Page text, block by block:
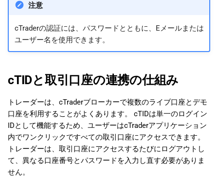
注意
cTraderの認証には、パスワードとともに、Eメールまたは
ユーザー名を使用できます。
cTIDと取引口座の連携の仕組み
トレーダーは、cTraderブローカーで複数のライブ口座とデモ
口座を利用することがよくあります。 cTIDは単一のログイン
IDとして機能するため、ユーザーはcTraderアプリケーション
内でワンクリックですべての取引口座にアクセスできます。
トレーダーは、取引口座にアクセスするたびにログアウトし
て、異なる口座番号とパスワードを入力し直す必要がありま
せん。